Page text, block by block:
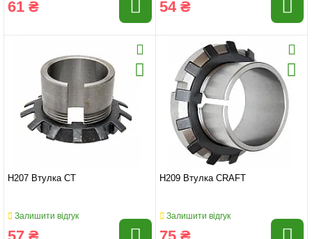
61 ₴ 54 ₴
H207 Втулка CT
Залишити відгук
H209 Втулка CRAFT
Залишити відгук